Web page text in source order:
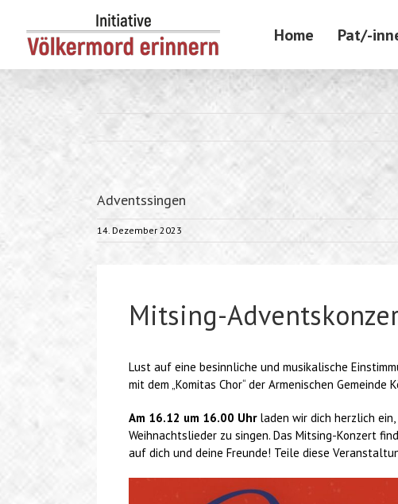
content
Home Pat/-
Adventssingen
14. Dezember 2023
Mitsing-
Lust auf eine besinnliche und musikalische
mit dem „Komitas Chor“ der Armenischen Gemeinde
Am 16.12 um 16.00 Uhrladen wir dich herzlich
Weihnachtslieder zu singen. Das Mitsing-Konzert
auf dich und deine Freunde! Teile diese